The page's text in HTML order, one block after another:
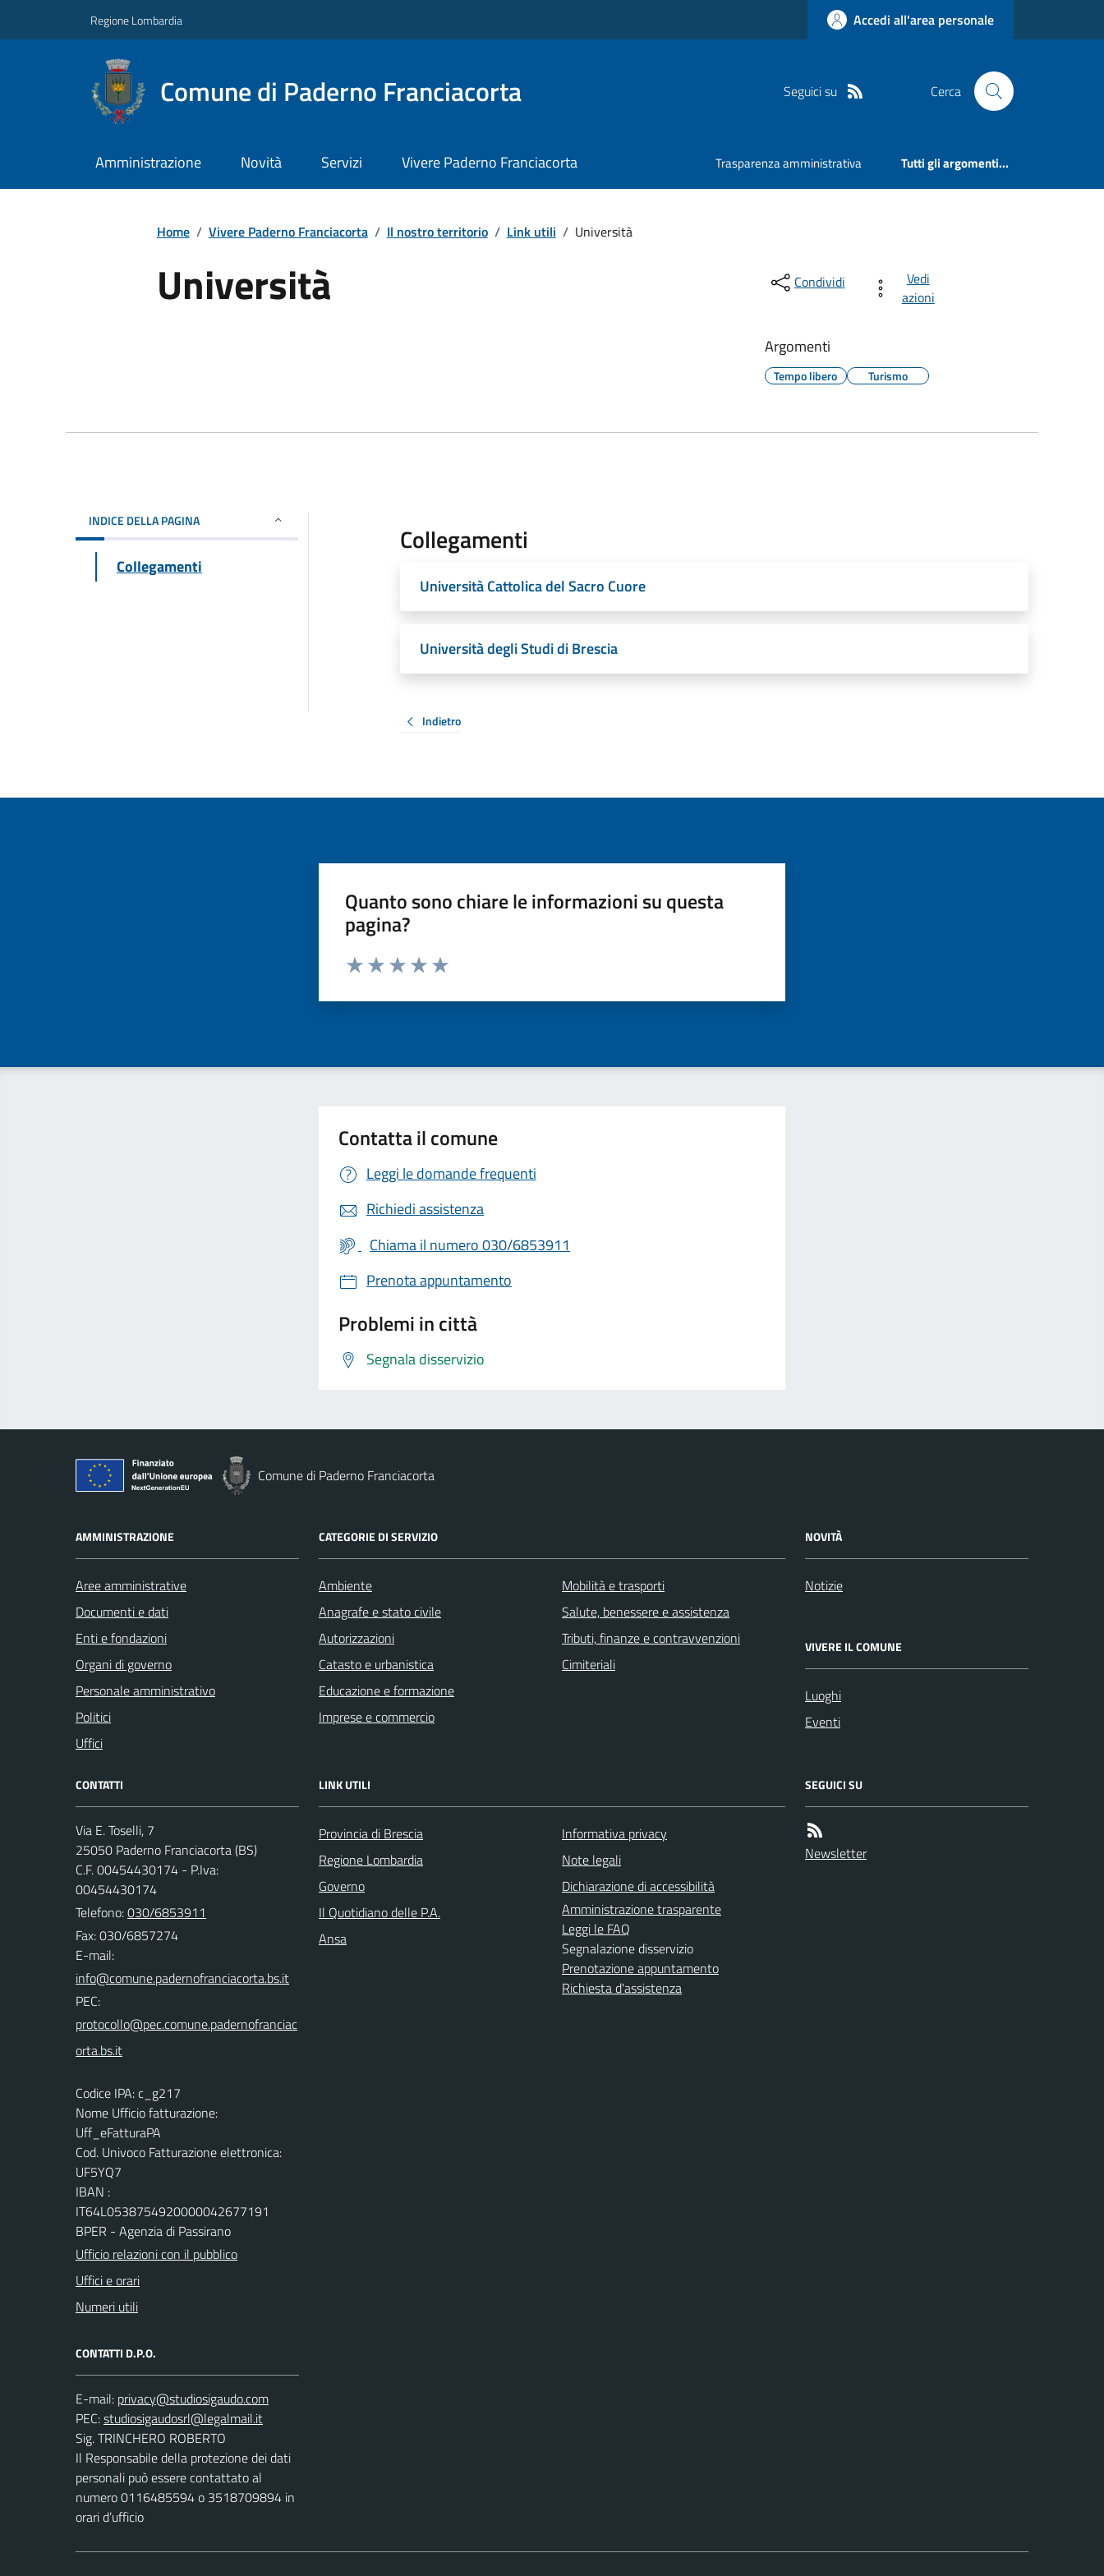
Regione Lombardia Accedi all'area personale
Comune di Paderno Franciacorta Seguici su Cerca
Amministrazione Novità Servizi Vivere Paderno Franciacorta Trasparenza amministrativa Tutti gli argomenti...
Home / Vivere Paderno Franciacorta / Il nostro territorio / Link utili / Università
Università Condividi
Vedi
azioni
Argomenti
Tempo libero Turismo
INDICE DELLA PAGINA
Collegamenti
Collegamenti
Università Cattolica del Sacro Cuore
Università degli Studi di Brescia
Indietro
Quanto sono chiare le informazioni su questa
pagina?
Valuta da 1 a 5 stelle la pagina
Contatta il comune
Leggi le domande frequenti
Richiedi assistenza
Chiama il numero 030/6853911
Prenota appuntamento
Problemi in città
Segnala disservizio
Comune di Paderno Franciacorta
AMMINISTRAZIONE
Aree amministrative
Documenti e dati
Enti e fondazioni
Organi di governo
Personale amministrativo
Politici
Uffici
CATEGORIE DI SERVIZIO
Ambiente
Anagrafe e stato civile
Autorizzazioni
Catasto e urbanistica
Educazione e formazione
Imprese e commercio
Mobilità e trasporti
Salute, benessere e assistenza
Tributi, finanze e contravvenzioni
Cimiteriali
NOVITÀ
Notizie
VIVERE IL COMUNE
Luoghi
Eventi
CONTATTI
Via E. Toselli, 7
25050 Paderno Franciacorta (BS)
C.F. 00454430174 - P.Iva:
00454430174
Telefono:030/6853911
Fax: 030/6857274
E-mail:
PEC:
Codice IPA: c_g217
Nome Ufficio fatturazione:
Uff_eFatturaPA
Cod. Univoco Fatturazione elettronica:
UF5YQ7
IBAN :
IT64L0538754920000042677191
BPER - Agenzia di Passirano
Ufficio relazioni con il pubblico
Uffici e orari
Numeri utili
CONTATTI D.P.O.
E-mail:
PEC:
Sig. TRINCHERO ROBERTO
Il Responsabile della protezione dei dati
personali può essere contattato al
numero 0116485594 o 3518709894 in
orari d’ufficio
LINK UTILI
Provincia di Brescia
Regione Lombardia
Governo
Il Quotidiano delle P.A.
Ansa
Informativa privacy
Note legali
Dichiarazione di accessibilità
Amministrazione trasparente
Leggi le FAQ
Segnalazione disservizio
Prenotazione appuntamento
Richiesta d'assistenza
SEGUICI SU
Newsletter